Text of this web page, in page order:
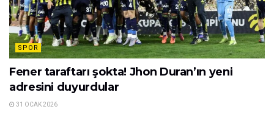
SPOR
Fener taraftarı şokta! Jhon Duran’ın yeni
adresini duyurdular
31 OCAK 2026